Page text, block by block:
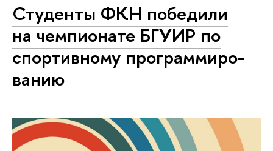
Студенты ФКН победили
на чемпионате БГУИР по
спортивному про­грам­ми­ро­
ва­нию